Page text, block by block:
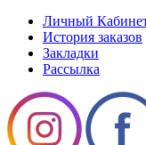
Личный
История заказов
Закладки
Рассылка